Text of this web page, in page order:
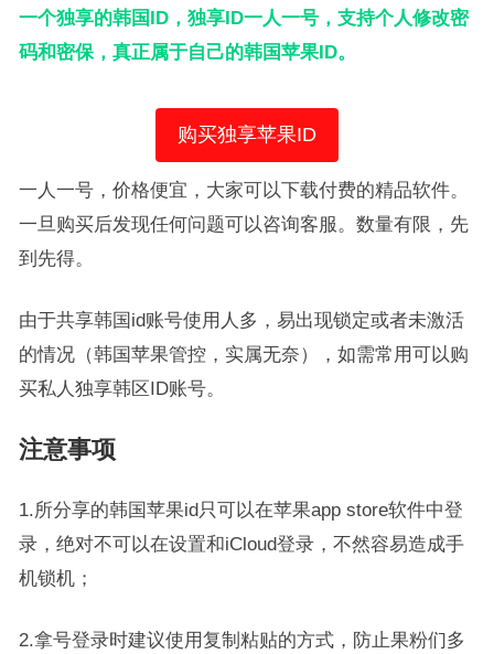
一个独享的韩国ID，独享ID一人一号，支持个人修改密
码和密保，真正属于自己的韩国苹果ID。
购买独享苹果ID
一人一号，价格便宜，大家可以下载付费的精品软件。
一旦购买后发现任何问题可以咨询客服。数量有限，先
到先得。
由于共享韩国id账号使用人多，易出现锁定或者未激活
的情况（韩国苹果管控，实属无奈），如需常用可以购
买私人独享韩区ID账号。
注意事项
1.所分享的韩国苹果id只可以在苹果app store软件中登
录，绝对不可以在设置和iCloud登录，不然容易造成手
机锁机；
2.拿号登录时建议使用复制粘贴的方式，防止果粉们多